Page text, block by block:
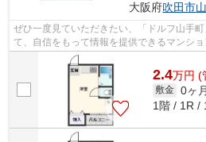
大阪府吹田市
ぜひ一度見ていただきたい、「ドルフ山手
て、自信をもって情報を提供できるマンシ
利用可能な物件です。耐震性も高く地震...
2.4万円 (
敷金 0ヶ月
1階 / 1R /